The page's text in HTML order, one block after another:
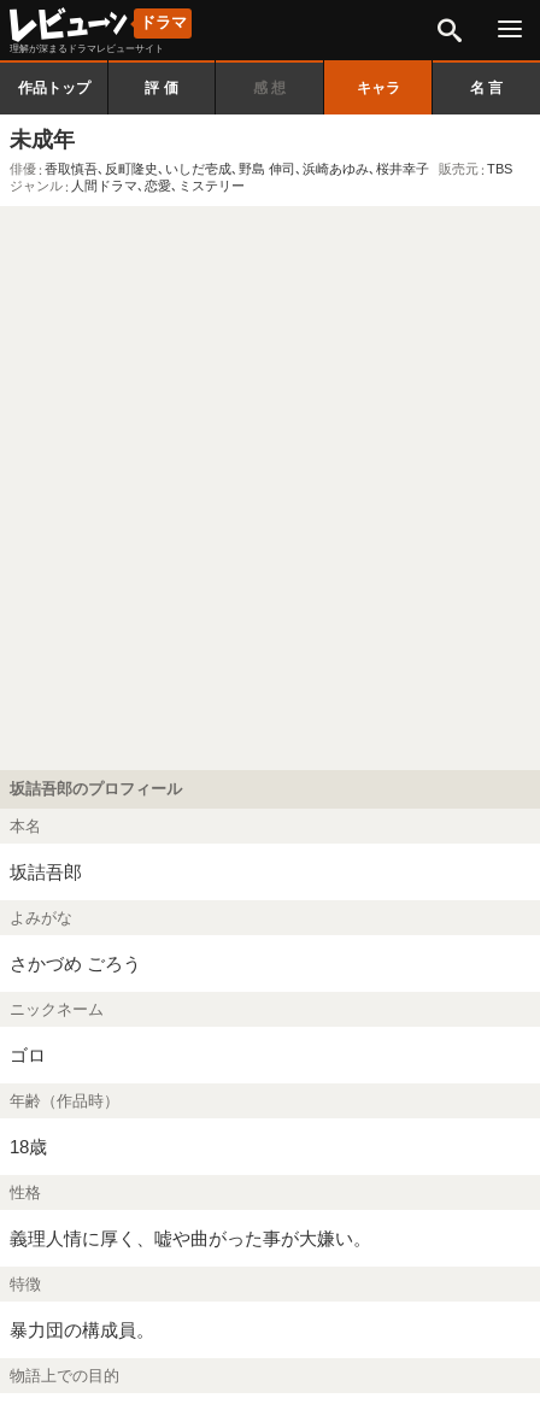
ドラマ
理解が深まるドラマレビューサイト
作品トップ 評価 感想 キャラ 名言
未成年
俳優 香取慎吾､ 反町隆史､ いしだ壱成､ 野島 伸司､ 浜崎あゆみ､ 桜井幸子 販売元 TBS
ジャンル
人間ドラマ､ 恋愛､ ミステリー
坂詰吾郎のプロフィール
本名
坂詰吾郎
よみがな
さかづめ ごろう
ニックネーム
ゴロ
年齢（作品時）
18歳
性格
義理人情に厚く、嘘や曲がった事が大嫌い。
特徴
暴力団の構成員。
物語上での目的